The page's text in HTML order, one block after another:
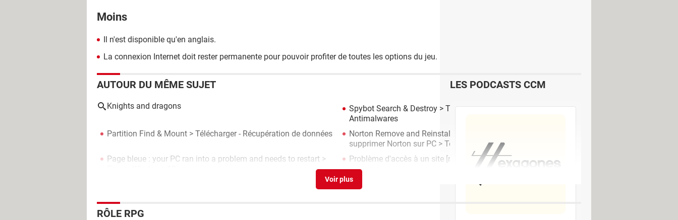
Moins
Il n'est disponible qu'en anglais.
La connexion Internet doit rester permanente pour pouvoir profiter de toutes les options du jeu.
AUTOUR DU MÊME SUJET
Knights and dragons Spybot Search & Destroy > Télécharger - Antivirus &
Antimalwares
Partition Find & Mount > Télécharger - Récupération de données
Norton Remove and Reinstall (NRnM) : la solution pour
supprimer Norton sur PC > Télécharger - Nettoyage
Page bleue : your PC ran into a problem and needs to restart >
Problème d'accès à un site [résolu] >Forum Services en ligne
RÔLE RPG
LES PODCASTS CCM